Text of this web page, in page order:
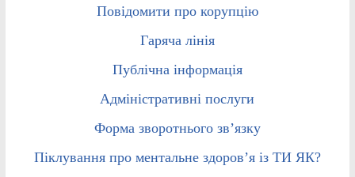
Повідомити про корупцію
Гаряча лінія
Публічна інформація
Адміністративні послуги
Форма зворотнього зв’язку
Піклування про ментальне здоров’я із ТИ ЯК?